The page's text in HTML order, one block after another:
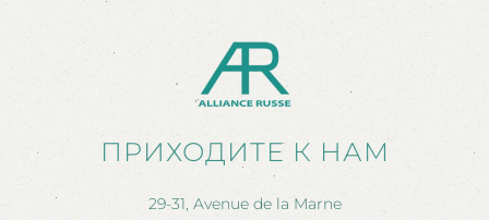
ПРИХОДИТЕ К НАМ
29-31, Avenue de la Marne